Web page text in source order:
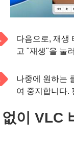
다음으로, 재생
고 "재생"을 눌
나중에 원하는
여 중지합니다.
이 VLC